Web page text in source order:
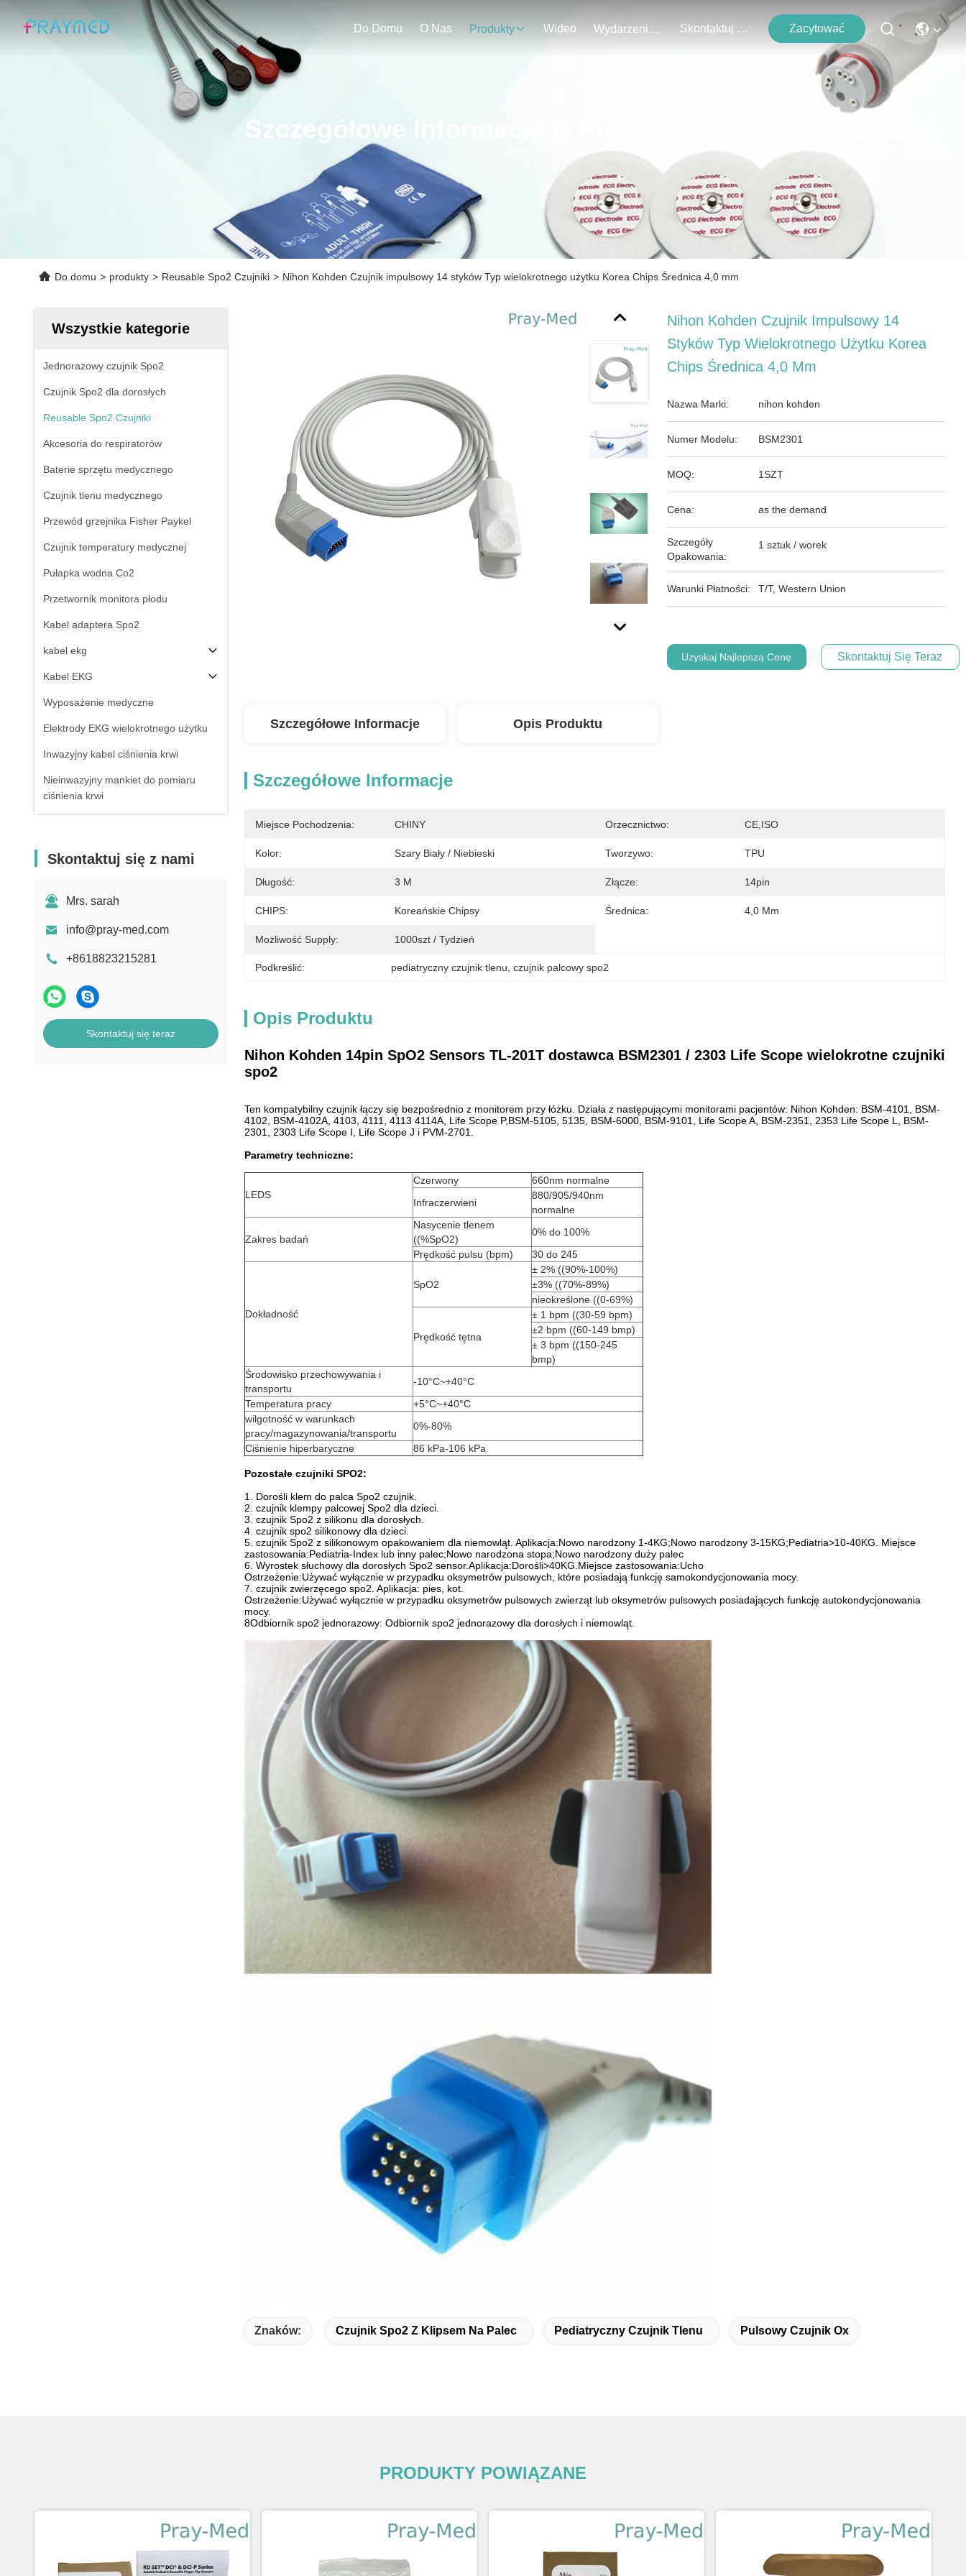
Do Domu O Nas Produkty Wideo Wydarzenia Skontaktuj Się Z Nami Zacytować
Szczegółowe Informacje O Produktach
Do domu > produkty > Reusable Spo2 Czujniki > Nihon Kohden Czujnik impulsowy 14 styków Typ wielokrotnego użytku Korea Chips Średnica 4,0 mm
Wszystkie kategorie
Jednorazowy czujnik Spo2
Czujnik Spo2 dla dorosłych
Reusable Spo2 Czujniki
Akcesoria do respiratorów
Baterie sprzętu medycznego
Czujnik tlenu medycznego
Przewód grzejnika Fisher Paykel
Czujnik temperatury medycznej
Pułapka wodna Co2
Przetwornik monitora płodu
Kabel adaptera Spo2
kabel ekg
Kabel EKG
Wyposażenie medyczne
Elektrody EKG wielokrotnego użytku
Inwazyjny kabel ciśnienia krwi
Nieinwazyjny mankiet do pomiaru
ciśnienia krwi
Stojak monitora pacjenta
Skontaktuj się z nami
Mrs. sarah
info@pray-med.com
+8618823215281
Skontaktuj się teraz
Nihon Kohden Czujnik Impulsowy 14
Styków Typ Wielokrotnego Użytku Korea
Chips Średnica 4,0 Mm
Nazwa Marki: nihon kohden
Numer Modelu: BSM2301
MOQ: 1SZT
Cena: as the demand
Szczegóły
Opakowania:
1 sztuk / worek
Warunki Płatności: T/T, Western Union
Uzyskaj Najlepszą Cenę Skontaktuj Się Teraz
Szczegółowe Informacje Opis Produktu
Szczegółowe Informacje
Miejsce Pochodzenia: CHINY Orzecznictwo: CE,ISO
Kolor: Szary Biały / Niebieski Tworzywo: TPU
Długość: 3 M Złącze: 14pin
CHIPS: Koreańskie Chipsy Średnica: 4,0 Mm
Możliwość Supply: 1000szt / Tydzień
Podkreślić: pediatryczny czujnik tlenu , czujnik palcowy spo2
Opis Produktu
Nihon Kohden 14pin SpO2 Sensors TL-201T dostawca BSM2301 / 2303 Life Scope wielokrotne czujniki
spo2
Ten kompatybilny czujnik łączy się bezpośrednio z monitorem przy łóżku. Działa z następującymi monitorami pacjentów: Nihon Kohden: BSM-4101, BSM-
4102, BSM-4102A, 4103, 4111, 4113 4114A, Life Scope P,BSM-5105, 5135, BSM-6000, BSM-9101, Life Scope A, BSM-2351, 2353 Life Scope L, BSM-
2301, 2303 Life Scope I, Life Scope J i PVM-2701.
Parametry techniczne:
LEDS
Czerwony
660nm normalne
Infraczerwieni
880/905/940nm
normalne
Zakres badań
Nasycenie tlenem
((%SpO2)
0% do 100%
Prędkość pulsu (bpm)
30 do 245
Dokładność
SpO2
± 2% ((90%-100%)
±3% ((70%-89%)
nieokreślone ((0-69%)
Prędkość tętna
± 1 bpm ((30-59 bpm)
±2 bpm ((60-149 bmp)
± 3 bpm ((150-245
bmp)
Środowisko przechowywania i
transportu
-10°C~+40°C
Temperatura pracy
+5°C~+40°C
wilgotność w warunkach
pracy/magazynowania/transportu
0%-80%
Ciśnienie hiperbaryczne
86 kPa-106 kPa
Pozostałe czujniki SPO2:
1. Dorośli klem do palca Spo2 czujnik.
2. czujnik klempy palcowej Spo2 dla dzieci.
3. czujnik Spo2 z silikonu dla dorosłych.
4. czujnik spo2 silikonowy dla dzieci.
5. czujnik Spo2 z silikonowym opakowaniem dla niemowląt. Aplikacja:Nowo narodzony 1-4KG;Nowo narodzony 3-15KG;Pediatria>10-40KG. Miejsce
zastosowania:Pediatria-Index lub inny palec;Nowo narodzona stopa;Nowo narodzony duży palec
6. Wyrostek słuchowy dla dorosłych Spo2 sensor.Aplikacja:Dorośli>40KG.Miejsce zastosowania:Ucho
Ostrzeżenie:Używać wyłącznie w przypadku oksymetrów pulsowych, które posiadają funkcję samokondycjonowania mocy.
7. czujnik zwierzęcego spo2. Aplikacja: pies, kot.
Ostrzeżenie:Używać wyłącznie w przypadku oksymetrów pulsowych zwierząt lub oksymetrów pulsowych posiadających funkcję autokondycjonowania
mocy.
8Odbiornik spo2 jednorazowy: Odbiornik spo2 jednorazowy dla dorosłych i niemowląt.
Znaków: Czujnik Spo2 Z Klipsem Na Palec Pediatryczny Czujnik Tlenu Pulsowy Czujnik Ox
PRODUKTY POWIĄZANE